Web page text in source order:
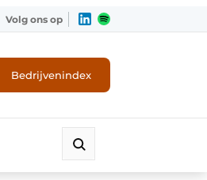
Volg ons op
Bedrijvenindex